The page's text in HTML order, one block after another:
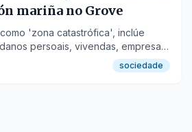
mariña no Grove
'zona catastrófica', inclúe
persoais, vivendas, empresas
sociedade